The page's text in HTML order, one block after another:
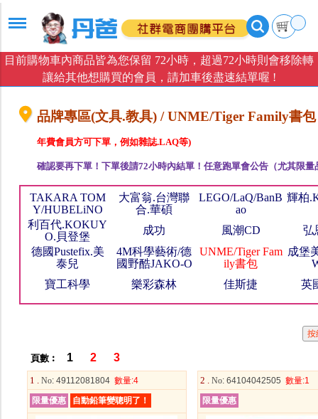
目前購物車內商品皆為您保留 72小時，超過72小時則會移除轉
讓給其他想購買的會員，請加車後盡速結單喔 !
品牌專區(文具.教具) / UNME/Tiger Family書
年費會員方可下單，例如雜誌.LAQ等)
確認要再下單！下單後請72小時內結單！任意跑單會公告（尤其限
TAKARA TOM
Y/HUBELiNO
大富翁.台灣聯
合.華碩
LEGO/LaQ/BanB
ao
輝柏
利百代.KOKUY
O.貝登堡
成功 風潮CD
弘
德國Pustefix.美
泰兒
4M科學藝術/德
國野酷JAKO-O
UNME/Tiger Fam
ily書包
成堡
寶工科學
樂彩森林 佳斯捷 英
頁數︰ 1 2 3
1 . No: 49112081804 數量:4
限量優惠
自動鉛筆變聰明了！
2 . No: 64104042505 數量:1
限量優惠